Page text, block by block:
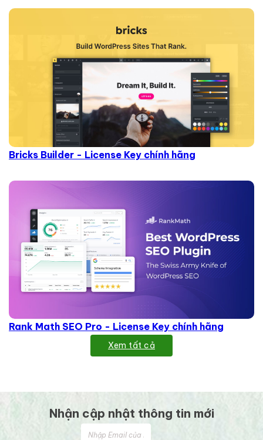
Bricks Builder - License Key chính hãng
Rank Math SEO Pro - License Key chính hãng
Xem tất cả
Nhận cập nhật thông tin mới